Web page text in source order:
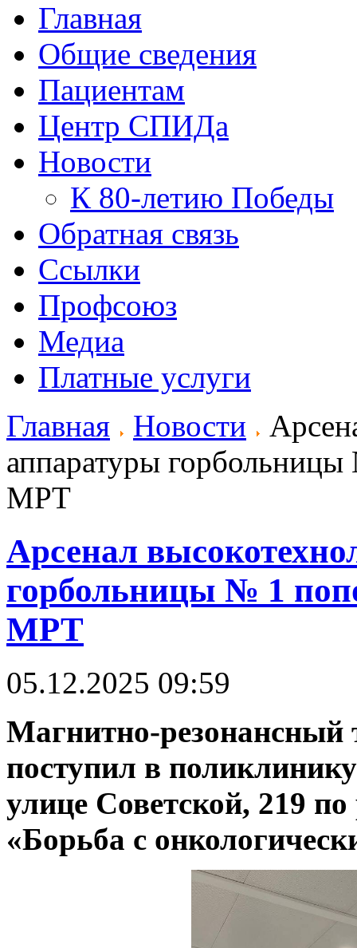
Главная
Общие сведения
Пациентам
Центр СПИДа
Новости
К 80-летию Победы
Обратная связь
Ссылки
Профсоюз
Медиа
Платные услуги
Главная
Новости
аппаратуры
МРТ
Арсенал
горбольницы № 1
МРТ
05.12.2025 09:59
Магнитно-резонансный
поступил в
улице Советской, 219
«Борьба с